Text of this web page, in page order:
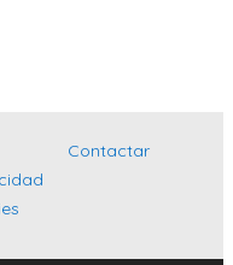
Contactar